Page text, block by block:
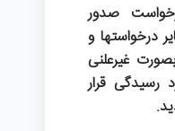
صدور
درخواستها و
غیرعلنی
رسیدگی قرار